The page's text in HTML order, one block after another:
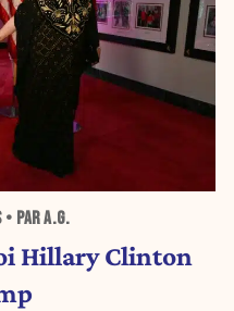
• PAR A.G.
Hillary Clinton